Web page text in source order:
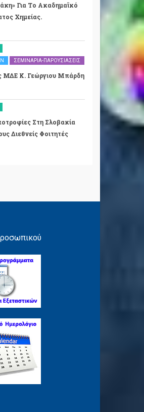
Για Το Ακαδημαϊκό
Χημείας.
ΣΕΜΙΝΆΡΙΑ-ΠΑΡΟΥΣΙΆΣΕΙΣ
ΜΔΕ Κ. Γεώργιου Μπάρδη
Στη Σλοβακία
Διεθνείς Φοιτητές